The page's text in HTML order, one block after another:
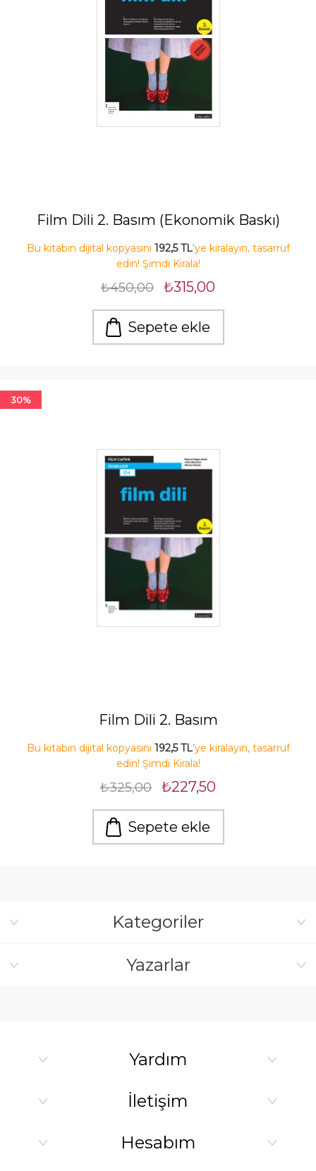
Film Dili 2. Basım (Ekonomik Baskı)
Bu kitabın dijital kopyasını 192,5 TL'ye kiralayın, tasarruf
edin! Şimdi Kirala!
₺450,00 ₺315,00
Sepete ekle
30%
Film Dili 2. Basım
Bu kitabın dijital kopyasını 192,5 TL'ye kiralayın, tasarruf
edin! Şimdi Kirala!
₺325,00 ₺227,50
Sepete ekle
Kategoriler
Yazarlar
Yardım
İletişim
Hesabım